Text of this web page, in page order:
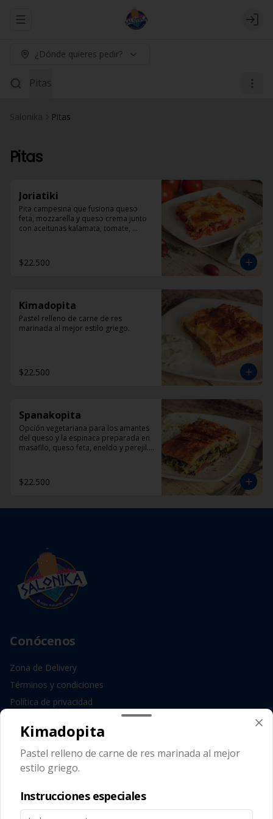
Abrir menu de navegación Login
¿Dónde quieres pedir?
Pitas
Pitas
Pitas
Joriatiki
Pita campesina que fusiona queso
feta, mozzarella y queso crema junto
con aceitunas kalamata, tomate,
$22.500
Kimadopita
Pastel relleno de carne de res
marinada al mejor estilo griego.
$22.500
Spanakopita
Opción vegetariana para los amantes
del queso y la espinaca preparada en
masafilo, queso feta, eneldo y perejil.
$22.500
Conócenos
Zona de Delivery
Términos y condiciones
Política de privacidad
Redes sociales
Instagram
Facebook
Mi cuenta
Kimadopita
Pastel relleno de carne de res marinada al mejor
estilo griego.
Instrucciones especiales